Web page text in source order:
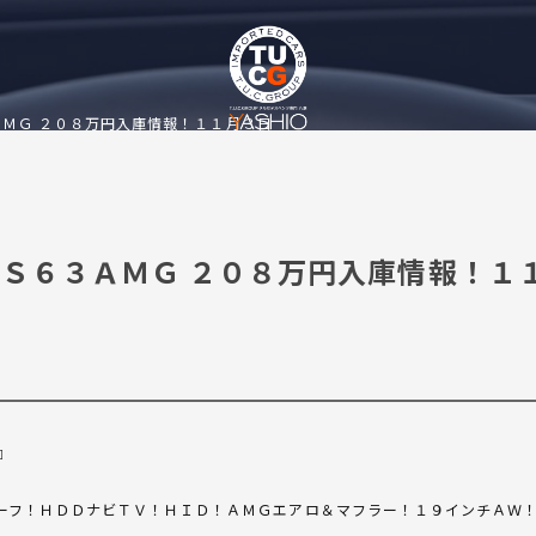
Ｇ ２０８万円入庫情報！１１月３日
６３ＡＭＧ ２０８万円入庫情報！１
！ＨＤＤナビＴＶ！ＨＩＤ！ＡＭＧエアロ＆マフラー！１９インチＡＷ！